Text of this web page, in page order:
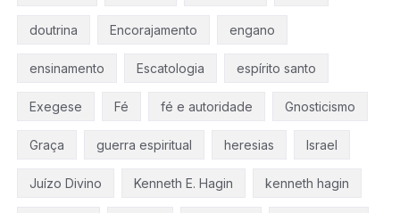
doutrina Encorajamento engano
ensinamento Escatologia espírito santo
Exegese Fé fé e autoridade Gnosticismo
Graça guerra espiritual heresias Israel
Juízo Divino Kenneth E. Hagin kenneth hagin